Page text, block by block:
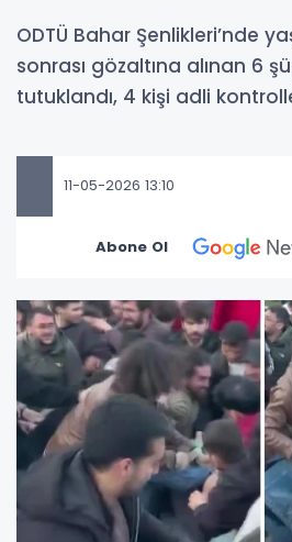
ODTÜ Bahar Şenlikleri’nde
sonrası gözaltına alınan 6
tutuklandı, 4 kişi adli
11-05-2026 13:10
Abone Ol